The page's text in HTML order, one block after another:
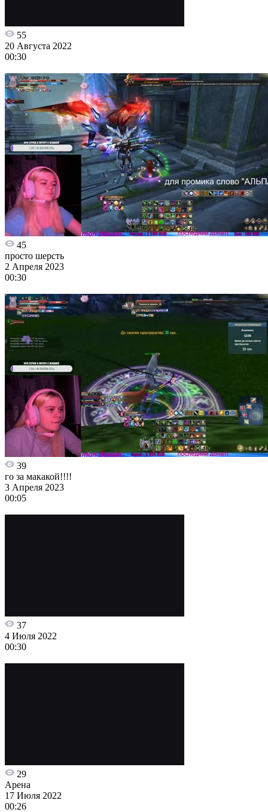
55
20 Августа 2022
00:30
45
просто шерсть
2 Апреля 2023
00:30
39
го за макакой!!!!
3 Апреля 2023
00:05
37
4 Июля 2022
00:30
29
Арена
17 Июля 2022
00:26